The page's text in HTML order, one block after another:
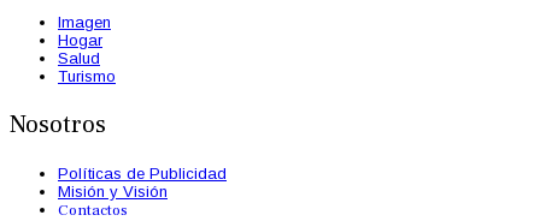
Imagen
Hogar
Salud
Turismo
Nosotros
Políticas de Publicidad
Misión y Visión
Contactos